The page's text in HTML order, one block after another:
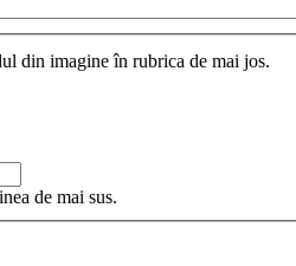
din imagine în rubrica de mai jos.
de mai sus.